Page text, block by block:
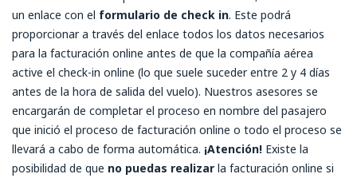
un enlace con el formulario de check in. Este podrá
proporcionar a través del enlace todos los datos necesarios
para la facturación online antes de que la compañía aérea
active el check-in online (lo que suele suceder entre 2 y 4 días
antes de la hora de salida del vuelo). Nuestros asesores se
encargarán de completar el proceso en nombre del pasajero
que inició el proceso de facturación online o todo el proceso se
llevará a cabo de forma automática. ¡Atención! Existe la
posibilidad de que no puedas realizar la facturación online si